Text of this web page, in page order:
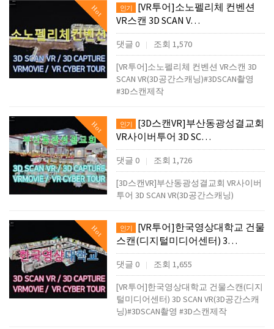
Hot 인기
[VR투어]소노펠리체 컨벤션
VR스캔 3D SCAN V…
댓글 0 조회 1,570
[VR투어]소노펠리체 컨벤션 VR스캔 3D
SCAN VR(3D공간스캐닝)#3DSCAN촬영
#3D스캔제작
Hot 인기
[3D스캔VR]부산동광성결교회
VR사이버투어 3D SC…
댓글 0 조회 1,726
[3D스캔VR]부산동광성결교회 VR사이버
투어 3D SCAN VR(3D공간스캐닝)
Hot 인기
[VR투어]한국영상대학교 건물
스캔(디지털미디어센터) 3…
댓글 0 조회 1,655
[VR투어]한국영상대학교 건물스캔(디지
털미디어센터) 3D SCAN VR(3D공간스캐
닝)#3DSCAN촬영 #3D스캔제작